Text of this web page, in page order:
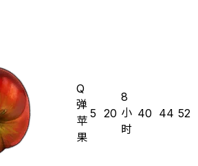
Q
弹
苹
果
5 20
8
小
时
40 44 52